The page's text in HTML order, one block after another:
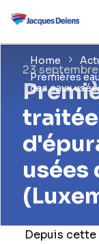
Home
Premières
des eaux
23
usées
Depuis cette